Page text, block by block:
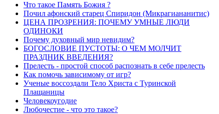
Что такое Память Божия ?
Почил афонский старец Спиридон (Микрагиананитис)
ЦЕНА ПРОЗРЕНИЯ: ПОЧЕМУ УМНЫЕ ЛЮДИ
ОДИНОКИ
Почему духовный мир невидим?
БОГОСЛОВИЕ ПУСТОТЫ: О ЧЕМ МОЛЧИТ
ПРАЗДНИК ВВЕДЕНИЯ?
Прелесть - простой способ распознать в себе прелесть
Как помочь зависимому от игр?
Ученые воссоздали Тело Христа с Туринской
Плащаницы
Человекоугодие
Любочестие - что это такое?